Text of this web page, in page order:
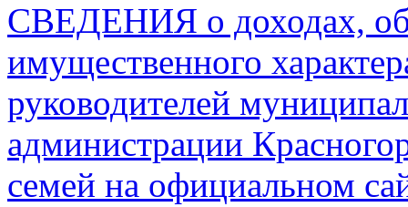
СВЕДЕНИЯ о доходах, об
имущественного
руководителей
администрации
семей на официальном